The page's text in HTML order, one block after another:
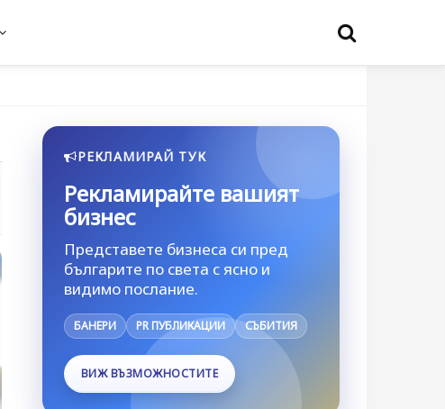
РЕКЛАМИРАЙ ТУК
Рекламирайте вашият
бизнес
Представете бизнеса си пред
българите по света с ясно и
видимо послание.
БАНЕРИ PR ПУБЛИКАЦИИ СЪБИТИЯ
ВИЖ ВЪЗМОЖНОСТИТЕ